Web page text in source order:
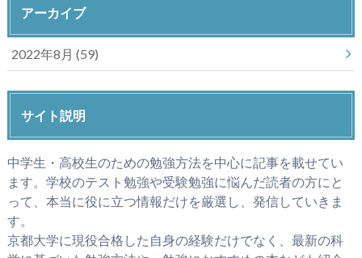
アーカイブ
2022年8月 (59)
サイト説明
中学生・高校生のための勉強方法を中心に記事を載せてい
ます。学校のテスト勉強や受験勉強に悩んだ読者の方にと
って、本当に役に立つ情報だけを厳選し、発信していきま
す。
京都大学に現役合格した自身の経験だけでなく、最新の科